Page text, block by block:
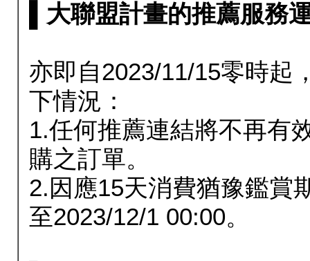
▌大聯盟計畫的推薦服務
亦即自2023/11/15零時起
下情況：
1.任何推薦連結將不再有
購之訂單。
2.因應15天消費猶豫鑑賞
至2023/12/1 00:00。